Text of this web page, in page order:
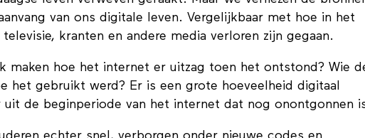
leven verweven geraakt. Maar we verliezen de bronnen
van ons digitale leven. Vergelijkbaar met hoe in het
maken hoe het internet er uitzag toen het ontstond? Wie de
het gebruikt werd? Er is een grote hoeveelheid digitaal